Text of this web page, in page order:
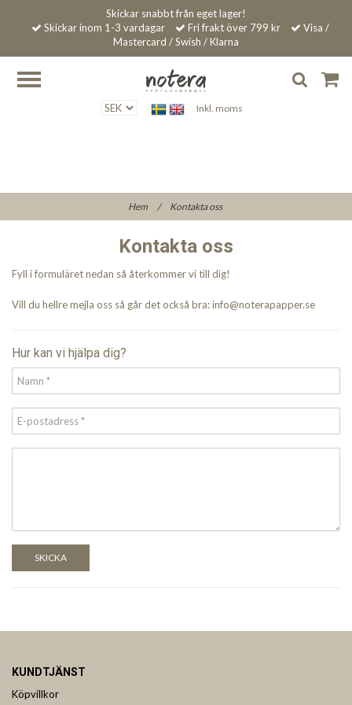
Skickar snabbt från eget lager!
Skickar inom 1-3 vardagar
Fri frakt över 799 kr
Visa /
Mastercard / Swish / Klarna
Inkl. moms
Hem / Kontakta oss
Kontakta oss
Fyll i formuläret nedan så återkommer vi till dig!
Vill du hellre mejla oss så går det också bra:info@noterapapper.se
Hur kan vi hjälpa dig?
SKICKA
KUNDTJÄNST
Köpvillkor